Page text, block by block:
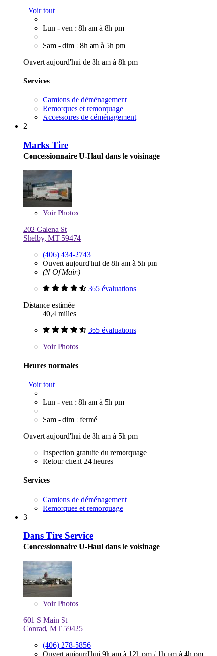
Voir tout
Lun - ven : 8h am à 8h pm
Sam - dim : 8h am à 5h pm
Ouvert aujourd'hui de 8h am à 8h pm
Services
Camions de déménagement
Remorques et remorquage
Accessoires de déménagement
2
Marks Tire
Concessionnaire U-Haul dans le voisinage
VoirPhotos
202 Galena St
Shelby, MT 59474
(406) 434-2743
Ouvert aujourd'hui de 8h am à 5h pm
(N Of Main)
365 évaluations
Distance estimée
40,4 milles
365 évaluations
VoirPhotos
Heures normales
Voir tout
Lun - ven : 8h am à 5h pm
Sam - dim : fermé
Ouvert aujourd'hui de 8h am à 5h pm
Inspection gratuite du remorquage
Retour client 24 heures
Services
Camions de déménagement
Remorques et remorquage
3
Dans Tire Service
Concessionnaire U-Haul dans le voisinage
VoirPhotos
601 S Main St
Conrad, MT 59425
(406) 278-5856
Ouvert aujourd'hui 9h am à 12h pm / 1h pm à 4h pm